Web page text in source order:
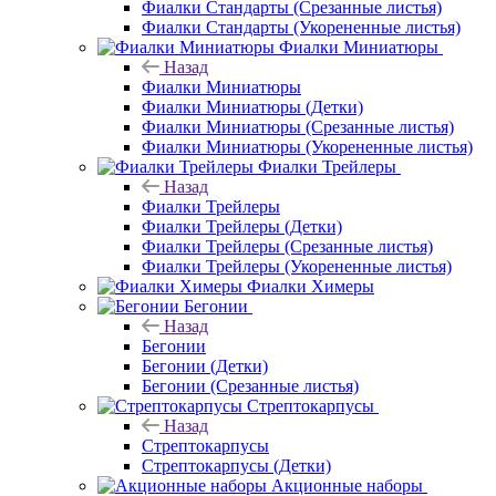
Фиалки Стандарты (Срезанные листья)
Фиалки Стандарты (Укорененные листья)
Фиалки Миниатюры
Назад
Фиалки Миниатюры
Фиалки Миниатюры (Детки)
Фиалки Миниатюры (Срезанные листья)
Фиалки Миниатюры (Укорененные листья)
Фиалки Трейлеры
Назад
Фиалки Трейлеры
Фиалки Трейлеры (Детки)
Фиалки Трейлеры (Срезанные листья)
Фиалки Трейлеры (Укорененные листья)
Фиалки Химеры
Бегонии
Назад
Бегонии
Бегонии (Детки)
Бегонии (Срезанные листья)
Стрептокарпусы
Назад
Стрептокарпусы
Стрептокарпусы (Детки)
Акционные наборы